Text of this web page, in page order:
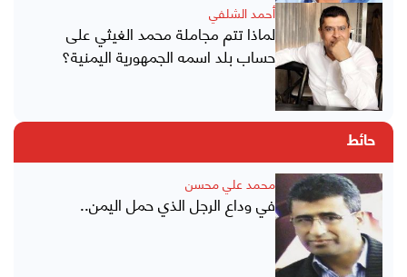
أحمد الشلفي
لماذا تتم مجاملة محمد الغيثي على
حساب بلد اسمه الجمهورية اليمنية؟
حائط
محمد علي محسن
في وداع الرجل الذي حمل اليمن..